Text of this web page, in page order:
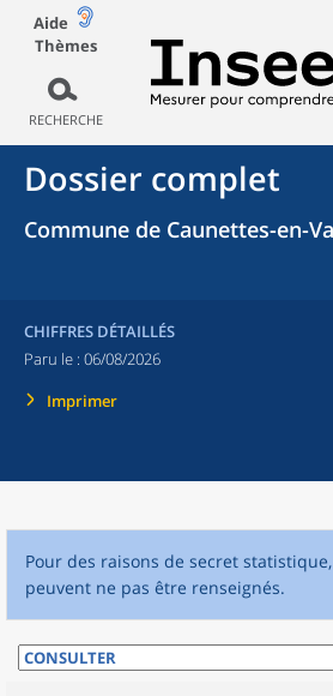
Aide
Thèmes
RECHERCHE
Dossier complet
Commune de Caunettes-en-
CHIFFRES DÉTAILLÉS
Paru le : 06/08/2026
Imprimer
Pour des raisons de secret
peuvent ne pas être renseignés.